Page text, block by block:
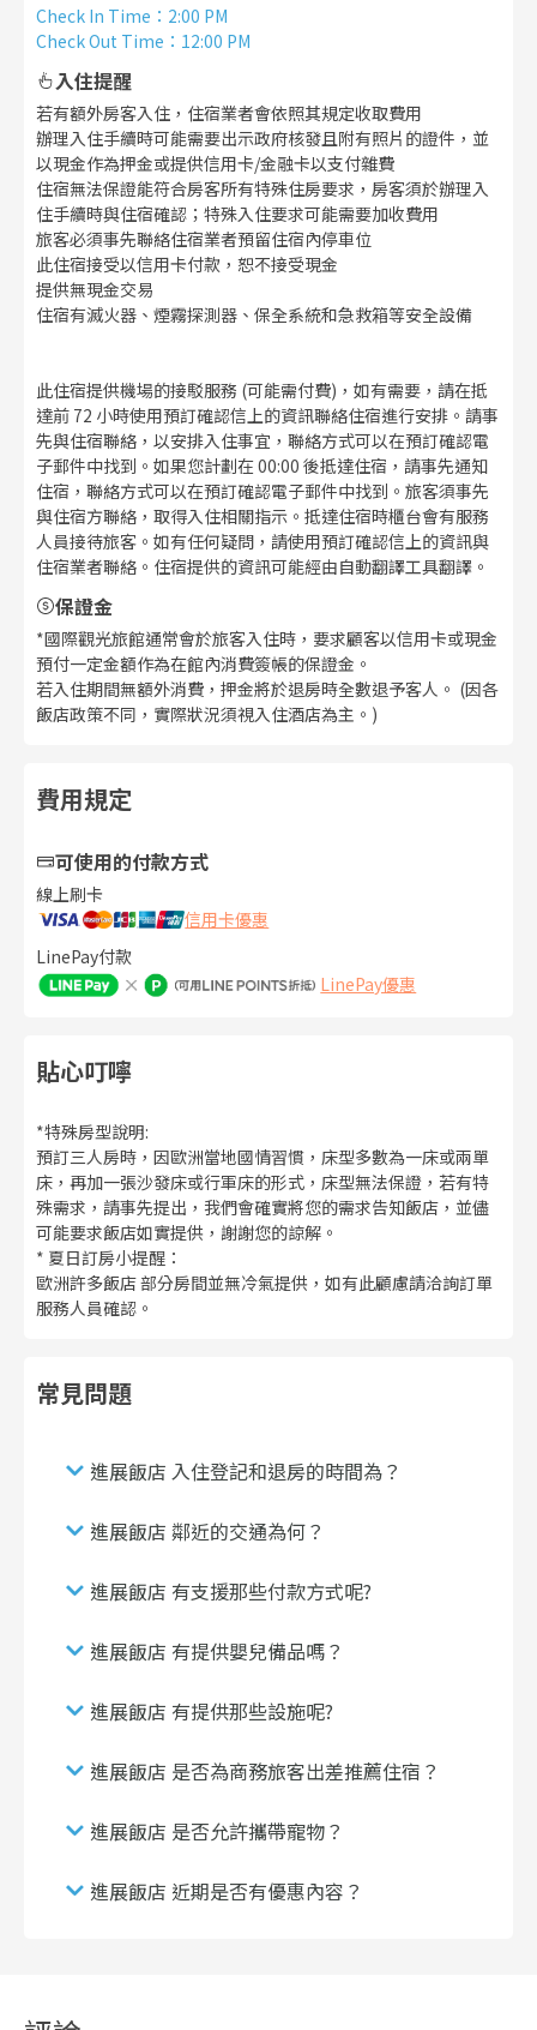
Check In Time ： 2:00 PM
Check Out Time ： 12:00 PM
入住提醒
若有額外房客入住，住宿業者會依照其規定收取費用
辦理入住手續時可能需要出示政府核發且附有照片的證件，並
以現金作為押金或提供信用卡/金融卡以支付雜費
住宿無法保證能符合房客所有特殊住房要求，房客須於辦理入
住手續時與住宿確認；特殊入住要求可能需要加收費用
旅客必須事先聯絡住宿業者預留住宿內停車位
此住宿接受以信用卡付款，恕不接受現金
提供無現金交易
住宿有滅火器、煙霧探測器、保全系統和急救箱等安全設備
此住宿提供機場的接駁服務 (可能需付費)，如有需要，請在抵
達前 72 小時使用預訂確認信上的資訊聯絡住宿進行安排。請事
先與住宿聯絡，以安排入住事宜，聯絡方式可以在預訂確認電
子郵件中找到。如果您計劃在 00:00 後抵達住宿，請事先通知
住宿，聯絡方式可以在預訂確認電子郵件中找到。旅客須事先
與住宿方聯絡，取得入住相關指示。抵達住宿時櫃台會有服務
人員接待旅客。如有任何疑問，請使用預訂確認信上的資訊與
住宿業者聯絡。住宿提供的資訊可能經由自動翻譯工具翻譯。
保證金
*國際觀光旅館通常會於旅客入住時，要求顧客以信用卡或現金
預付一定金額作為在館內消費簽帳的保證金。
若入住期間無額外消費，押金將於退房時全數退予客人。 (因各
飯店政策不同，實際狀況須視入住酒店為主。)
費用規定
可使用的付款方式
線上刷卡
信用卡優惠
LinePay付款
LinePay優惠
貼心叮嚀
*特殊房型說明:
預訂三人房時，因歐洲當地國情習慣，床型多數為一床或兩單
床，再加一張沙發床或行軍床的形式，床型無法保證，若有特
殊需求，請事先提出，我們會確實將您的需求告知飯店，並儘
可能要求飯店如實提供，謝謝您的諒解。
* 夏日訂房小提醒：
歐洲許多飯店 部分房間並無冷氣提供，如有此顧慮請洽詢訂單
服務人員確認。
常見問題
進展飯店 入住登記和退房的時間為？
進展飯店 鄰近的交通為何？
進展飯店 有支援那些付款方式呢?
進展飯店 有提供嬰兒備品嗎？
進展飯店 有提供那些設施呢?
進展飯店 是否為商務旅客出差推薦住宿？
進展飯店 是否允許攜帶寵物？
進展飯店 近期是否有優惠內容？